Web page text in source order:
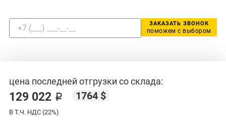
ЗАКАЗАТЬ ЗВОНОК
поможем с выбором
цена последней отгрузки со склада:
129 022 ₽ 1764 $
В Т.Ч. НДС (22%)